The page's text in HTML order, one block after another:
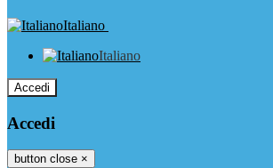
Italiano
Italiano
Accedi
Accedi
button close ×